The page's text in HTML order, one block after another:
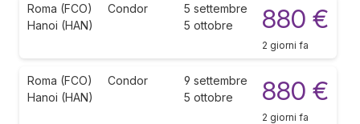
Roma (FCO)
Hanoi (HAN)
Condor
5 settembre
5 ottobre
880 €
2 giorni fa
Roma (FCO)
Hanoi (HAN)
Condor
9 settembre
5 ottobre
880 €
2 giorni fa